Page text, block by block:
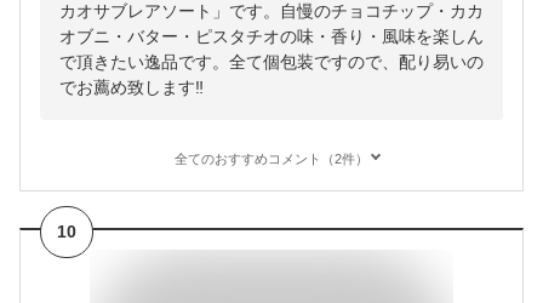
カオサブレアソート」です。自慢のチョコチップ・カカ
オブニ・バター・ピスタチオの味・香り・風味を楽しん
で頂きたい逸品です。全て個包装ですので、配り易いの
でお薦め致します‼️
全てのおすすめコメント（2件）
10